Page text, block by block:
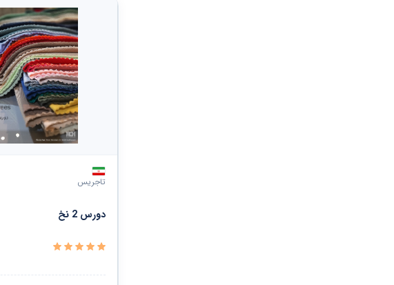
تاجریس
دورس 2 نخ